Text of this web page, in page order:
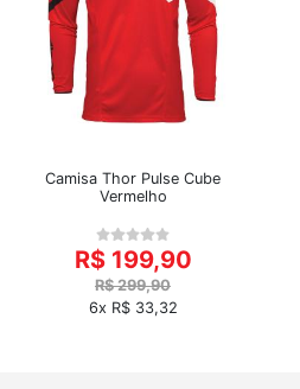
Camisa Thor Pulse Cube
Vermelho
R$ 199,90
R$ 299,90
6x R$ 33,32